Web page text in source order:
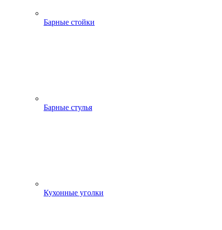
Барные стойки
Барные стулья
Кухонные уголки